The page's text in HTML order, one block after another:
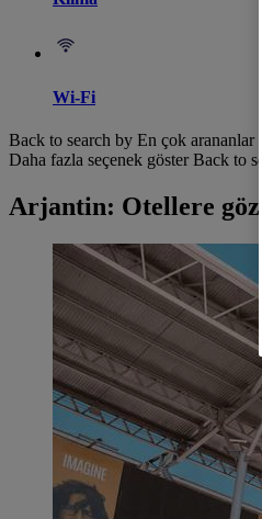
Wi-Fi
Back to search by En çok arananlar
Daha fazla seçenek göster Back to
Arjantin: Otellere